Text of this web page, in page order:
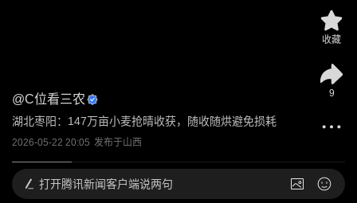
@C位看三农
湖北枣阳：147万亩小麦抢晴收获，随收随烘避免损耗
2026-05-22 20:05 发布于山西
收藏
9
打开腾讯新闻客户端说两句